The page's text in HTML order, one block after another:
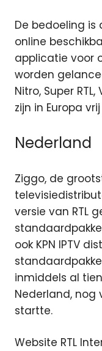
De bedoeling
online
applicatie voor
worden
Nitro, Super
zijn in Europa
Nederland
Ziggo, de
versie van RTL
ook KPN IPTV
inmiddels al
Nederland, nog
startte.
Website RTL